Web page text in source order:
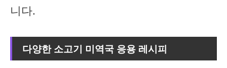
니다.
다양한 소고기 미역국 응용 레시피